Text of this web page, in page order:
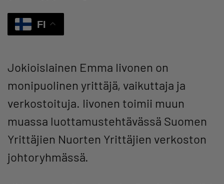
FI
Jokioislainen Emma Iivonen on
monipuolinen yrittäjä, vaikuttaja ja
verkostoituja. Iivonen toimii muun
muassa luottamustehtävässä Suomen
Yrittäjien Nuorten Yrittäjien verkoston
johtoryhmässä.